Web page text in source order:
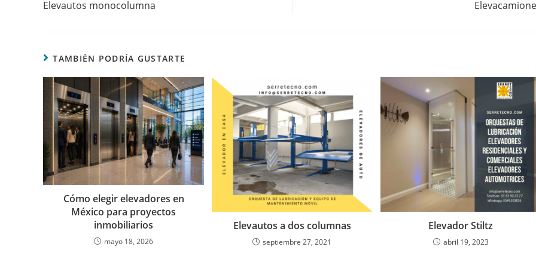
Elevautos monocolumna
TAMBIÉN PODRÍA GUSTARTE
Cómo elegir elevadores en
México para proyectos
inmobiliarios
mayo 18, 2026
Elevautos a dos columnas
septiembre 27, 2021
Elevador Stiltz
abril 19, 2023